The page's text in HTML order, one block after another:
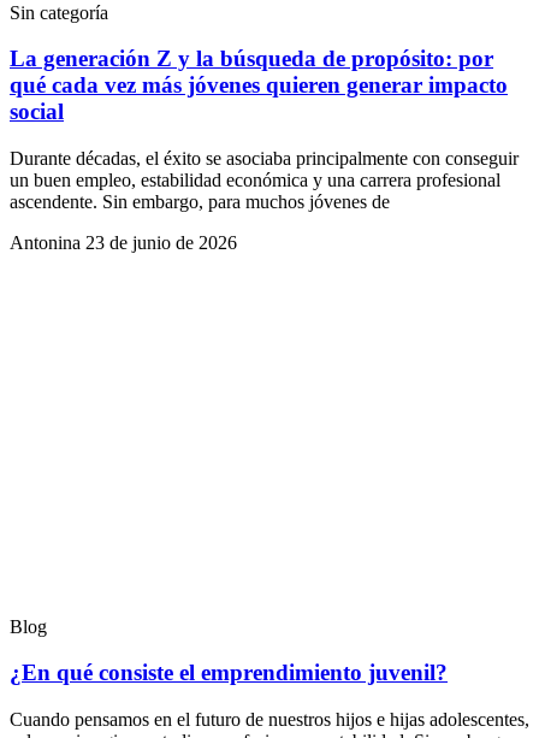
Sin categoría
La generación Z y la búsqueda de propósito: por
qué cada vez más jóvenes quieren generar impacto
social
Durante décadas, el éxito se asociaba principalmente con conseguir
un buen empleo, estabilidad económica y una carrera profesional
ascendente. Sin embargo, para muchos jóvenes de
Antonina 23 de junio de 2026
Blog
¿En qué consiste el emprendimiento juvenil?
Cuando pensamos en el futuro de nuestros hijos e hijas adolescentes,